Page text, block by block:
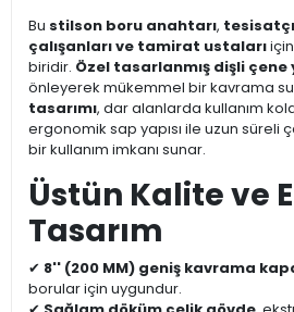
Bu stilson boru anahtarı,
çalışanları ve tamirat ustaları
biridir. Özel tasarlanmış dişli çene
önleyerek mükemmel bir kavrama
tasarımı, dar alanlarda kullanım
ergonomik sap yapısı ile uzun süreli
bir kullanım imkanı sunar.
Üstün Kalite ve
Tasarım
✔ 8'' (200 MM) geniş kavrama
borular için uygundur.